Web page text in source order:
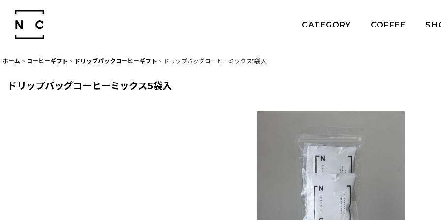
CATEGORY COFFEE
ホーム > コーヒーギフト > ドリップパックコーヒーギフト > ドリップバッグコーヒーミックス5袋入
ドリップバッグコーヒーミックス5袋入